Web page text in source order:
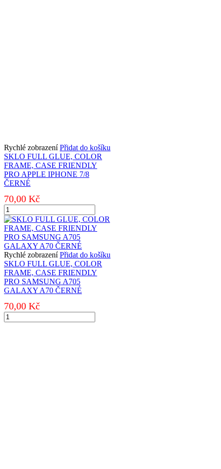
Rychlé zobrazení Přidat do košíku
SKLO FULL GLUE, COLOR
FRAME, CASE FRIENDLY
PRO APPLE IPHONE 7/8
ČERNÉ
70,00 Kč
SKLO
FULL
GLUE,
COLOR
FRAME,
CASE
FRIENDLY
PRO
APPLE
IPHONE
ČERNÉ
množství
Rychlé zobrazení Přidat do košíku
SKLO FULL GLUE, COLOR
FRAME, CASE FRIENDLY
PRO SAMSUNG A705
GALAXY A70 ČERNÉ
70,00 Kč
SKLO
FULL